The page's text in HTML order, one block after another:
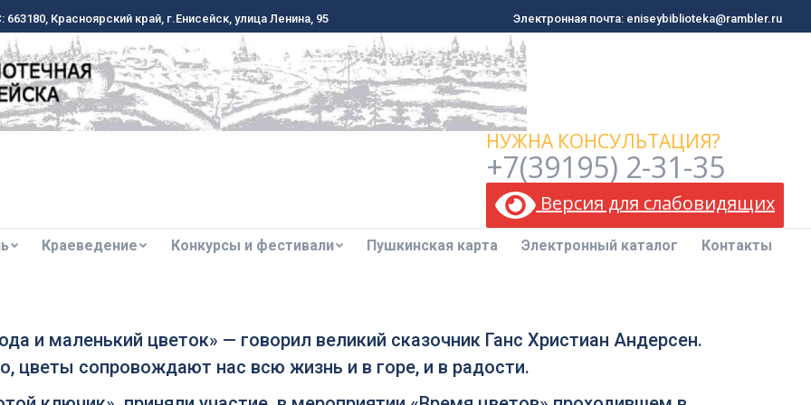
Красноярский край, г.Енисейск, улица Ленина, 95 Электронная почта: eniseybiblioteka@rambler.ru
НУЖНА КОНСУЛЬТАЦИЯ?
+7(39195) 2-31-35
Версия для слабовидящих
Краеведение Конкурсы и фестивали Пушкинская карта Электронный каталог Контакты
и маленький цветок» — говорил великий сказочник Ганс Христиан Андерсен.
цветы сопровождают нас всю жизнь и в горе, и в радости.
Красноярский край, г.Енисейск, улица Ленина, 95 Электронная почта: eniseybiblioteka@rambler.ru
Краеведение Конкурсы и фестивали Пушкинская карта Электронный каталог